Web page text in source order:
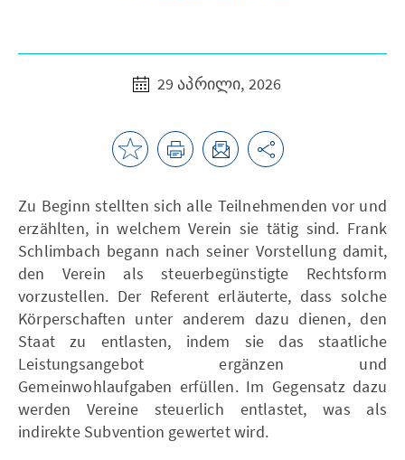
29 აპრილი, 2026
Zu Beginn stellten sich alle Teilnehmenden vor und
erzählten, in welchem Verein sie tätig sind. Frank
Schlimbach begann nach seiner Vorstellung damit,
den Verein als steuerbegünstigte Rechtsform
vorzustellen. Der Referent erläuterte, dass solche
Körperschaften unter anderem dazu dienen, den
Staat zu entlasten, indem sie das staatliche
Leistungsangebot ergänzen und
Gemeinwohlaufgaben erfüllen. Im Gegensatz dazu
werden Vereine steuerlich entlastet, was als
indirekte Subvention gewertet wird.